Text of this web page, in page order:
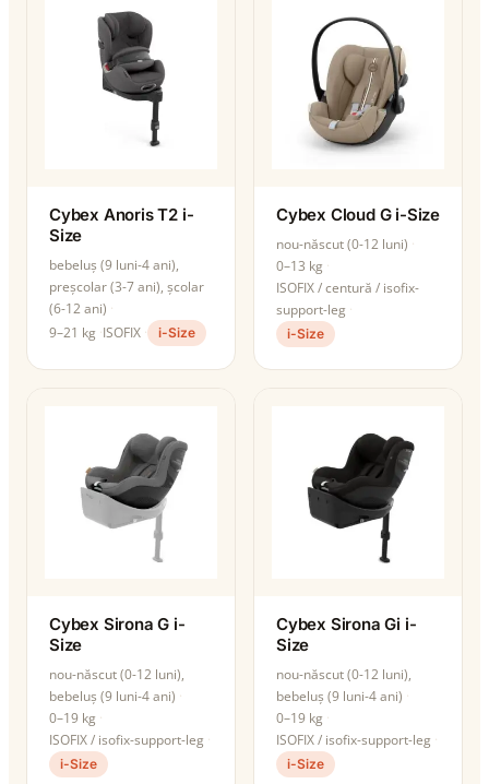
Cybex Anoris T2 i-
Size
bebeluș (9 luni-4 ani),
preșcolar (3-7 ani), școlar
(6-12 ani)
9–21 kg ISOFIX i-Size
Cybex Cloud G i-Size
nou-născut (0-12 luni)
0–13 kg
ISOFIX / centură / isofix-
support-leg
i-Size
Cybex Sirona G i-
Size
nou-născut (0-12 luni),
bebeluș (9 luni-4 ani)
0–19 kg
ISOFIX / isofix-support-leg
i-Size
Cybex Sirona Gi i-
Size
nou-născut (0-12 luni),
bebeluș (9 luni-4 ani)
0–19 kg
ISOFIX / isofix-support-leg
i-Size